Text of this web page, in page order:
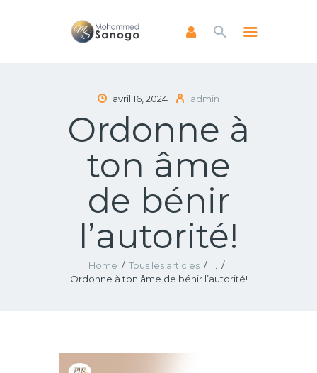
avril 16, 2024 admin
Ordonne à
ton âme
de bénir
l’autorité!
Home Tous les articles
Ordonne à ton âme de bénir l’autorité!
ACCUEIL
A PROPOS
LIVRES
NEWSLETTERS
ENSEIGNEMENTS
FAIRE UN DON